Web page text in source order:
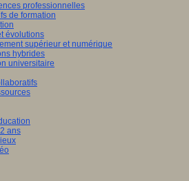
professionnelles
de formation
évolutions
supérieur et numérique
hybrides
universitaire
ans